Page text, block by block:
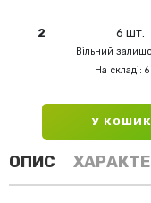
2 6 шт.
Вільний
На складі:
У КОШИК
ОПИС